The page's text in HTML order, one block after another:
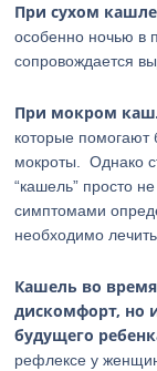
При сухом кашле
особенно ночью в
сопровождается
При мокром
которые
мокроты. Однако
“кашель” просто
симптомами
необходимо лечить.
Кашель во
дискомфорт, но
будущего
рефлексе у